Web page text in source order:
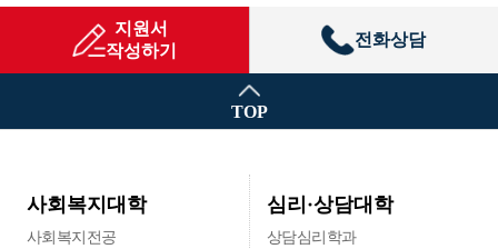
지원서
작성하기
전화상담
TOP
사회복지대학
사회복지전공
심리·상담대학
상담심리학과